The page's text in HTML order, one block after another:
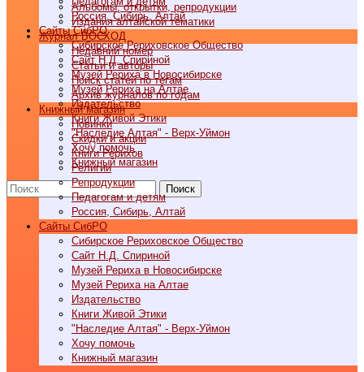
Россия, Сибирь, Алтай
Cайты СибРО
Сибирское Рериховское Общество
Сайт Н.Д. Спириной
Музей Рериха в Новосибирске
Музей Рериха на Алтае
Издательство
Книги Живой Этики
"Наследие Алтая" - Верх-Уймон
Хочу помочь
Книжный магазин
Поиск
Альбомы, открытки, репродукции
Издания алтайской тематики
Журнал ВОСХОД
Недавний номер
Статьи и авторы
Поиск статей по тегам
Архив журналов по годам
Книжный магазин
Новинки
Скидки и акции
Книги Рерихов
Религии
Репродукции
Педагогам и детям
Россия, Сибирь, Алтай
Cайты СибРО
Сибирское Рериховское Общество
Сайт Н.Д. Спириной
Музей Рериха в Новосибирске
Музей Рериха на Алтае
Издательство
Книги Живой Этики
"Наследие Алтая" - Верх-Уймон
Хочу помочь
Книжный магазин